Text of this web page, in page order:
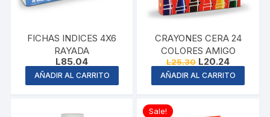
FICHAS INDICES 4X6
RAYADA
L85.04
AÑADIR AL CARRITO
CRAYONES CERA 24
COLORES AMIGO
L25.30 Original
price
was:
L25.30.
L20.24Current
price
is:
L20.24.
AÑADIR AL CARRITO
Sale!